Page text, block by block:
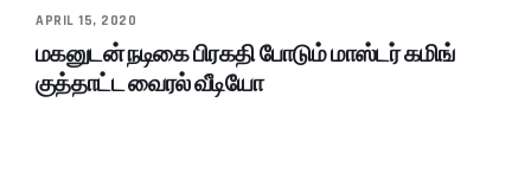
APRIL 15, 2020
மகனுடன் நடிகை பிரகதி போடும் மாஸ்டர் கமிங்
குத்தாட்ட வைரல் வீடியோ